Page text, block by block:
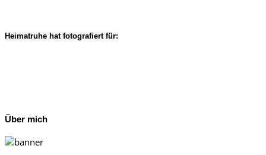
Heimatruhe hat fotografiert für:
Über mich